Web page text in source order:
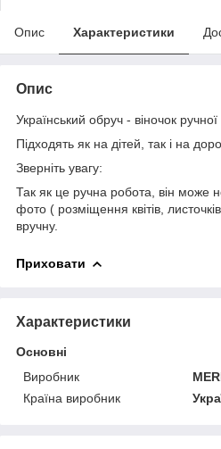
Опис Характеристики
Опис
Український обруч - віночок ручної
Підходять як на дітей, так і на
Зверніть увагу:
Так як це ручна робота, він може
фото ( розміщення квітів,
вручну.
Приховати
Характеристики
Основні
Виробник
Країна виробник